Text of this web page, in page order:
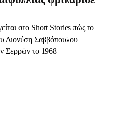
στο Short Stories πώς το
Διονύση Σαββόπουλου
Σερρών το 1968